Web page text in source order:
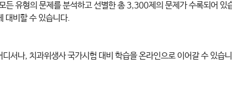
유형의 문제를 분석하고 선별한 총 3,300제의 문제가 수록되어
대비할 수 있습니다.
, 치과위생사 국가시험 대비 학습을 온라인으로 이어갈 수 있습